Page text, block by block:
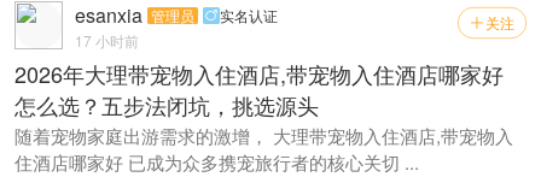
 关注
esanxia 管理员 实名认证
17 小时前
2026年大理带宠物入住酒店,带宠物入住酒店哪家好
怎么选？五步法闭坑，挑选源头
随着宠物家庭出游需求的激增， 大理带宠物入住酒店,带宠物入
住酒店哪家好 已成为众多携宠旅行者的核心关切 ...